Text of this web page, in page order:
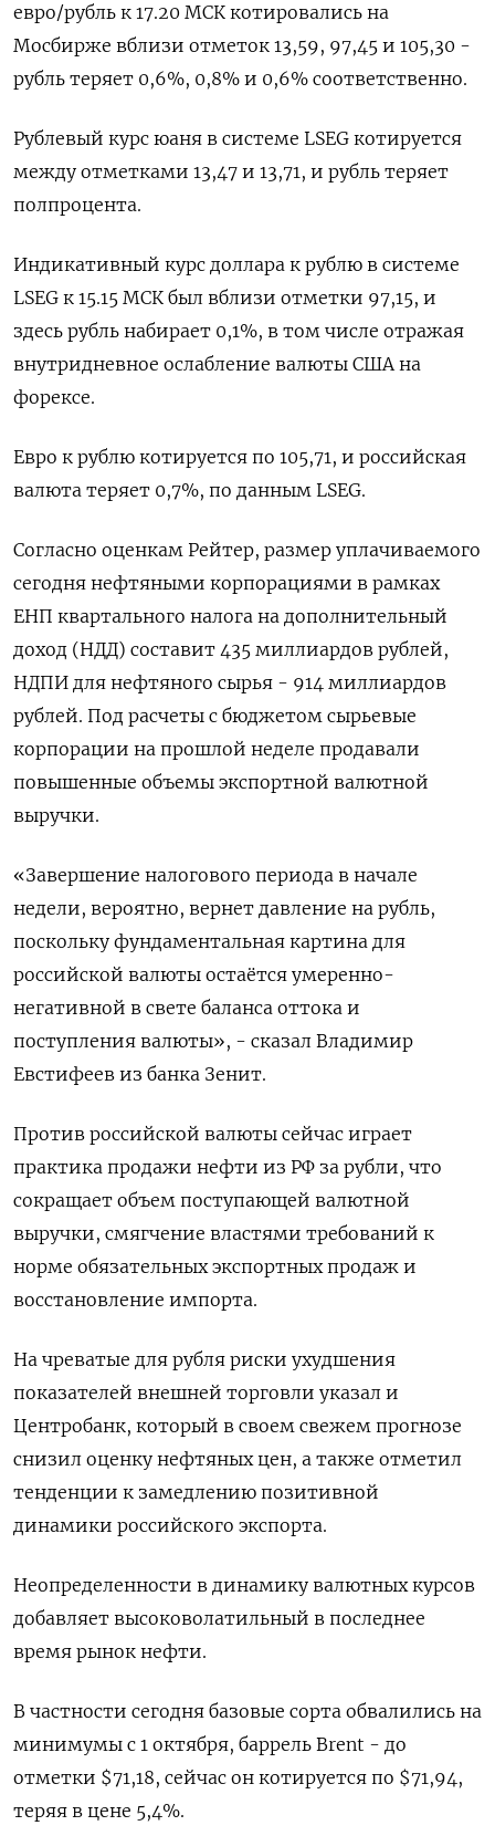
евро/рубль к 17.20 МСК котировались на
Мосбирже вблизи отметок 13,59, 97,45 и 105,30 -
рубль теряет 0,6%, 0,8% и 0,6% соответственно.
Рублевый курс юаня в системе LSEG котируется
между отметками 13,47 и 13,71, и рубль теряет
полпроцента.
Индикативный курс доллара к рублю в системе
LSEG к 15.15 МСК был вблизи отметки 97,15, и
здесь рубль набирает 0,1%, в том числе отражая
внутридневное ослабление валюты США на
форексе.
Евро к рублю котируется по 105,71, и российская
валюта теряет 0,7%, по данным LSEG.
Согласно оценкам Рейтер, размер уплачиваемого
сегодня нефтяными корпорациями в рамках
ЕНП квартального налога на дополнительный
доход (НДД) составит 435 миллиардов рублей,
НДПИ для нефтяного сырья - 914 миллиардов
рублей. Под расчеты с бюджетом сырьевые
корпорации на прошлой неделе продавали
повышенные объемы экспортной валютной
выручки.
«Завершение налогового периода в начале
недели, вероятно, вернет давление на рубль,
поскольку фундаментальная картина для
российской валюты остаётся умеренно-
негативной в свете баланса оттока и
поступления валюты», - сказал Владимир
Евстифеев из банка Зенит.
Против российской валюты сейчас играет
практика продажи нефти из РФ за рубли, что
сокращает объем поступающей валютной
выручки, смягчение властями требований к
норме обязательных экспортных продаж и
восстановление импорта.
На чреватые для рубля риски ухудшения
показателей внешней торговли указал и
Центробанк, который в своем свежем прогнозе
снизил оценку нефтяных цен, а также отметил
тенденции к замедлению позитивной
динамики российского экспорта.
Неопределенности в динамику валютных курсов
добавляет высоковолатильный в последнее
время рынок нефти.
В частности сегодня базовые сорта обвалились на
минимумы с 1 октября, баррель Brent - до
отметки $71,18, сейчас он котируется по $71,94,
теряя в цене 5,4%.